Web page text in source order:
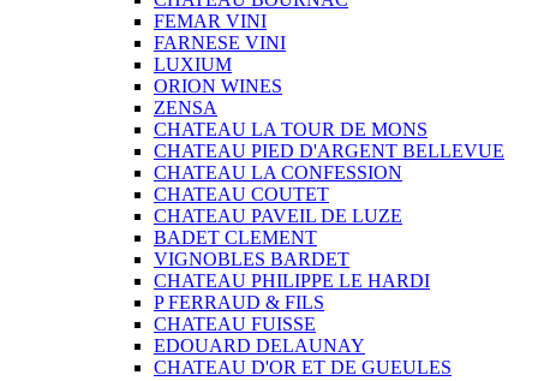
FEMAR VINI
FARNESE VINI
LUXIUM
ORION WINES
ZENSA
CHATEAU LA TOUR DE MONS
CHATEAU PIED D'ARGENT BELLEVUE
CHATEAU LA CONFESSION
CHATEAU COUTET
CHATEAU PAVEIL DE LUZE
BADET CLEMENT
VIGNOBLES BARDET
CHATEAU PHILIPPE LE HARDI
P FERRAUD & FILS
CHATEAU FUISSE
EDOUARD DELAUNAY
CHATEAU D'OR ET DE GUEULES